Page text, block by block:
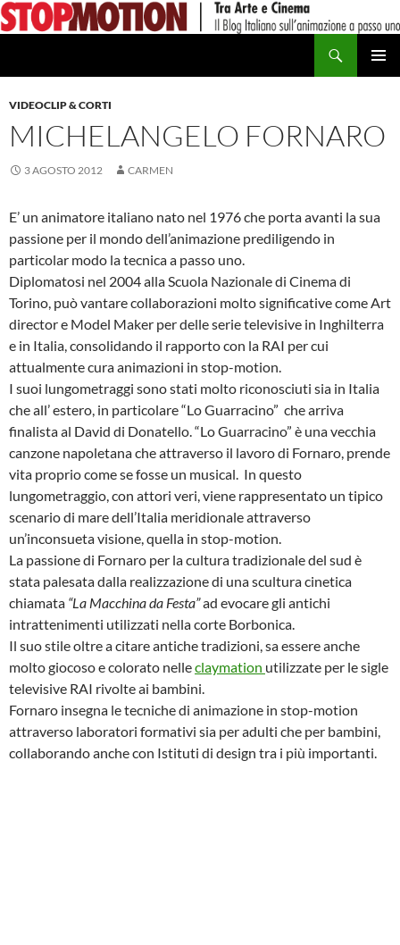
Vai
al
VIDEOCLIP & CORTI
MICHELANGELO FORNARO
3 AGOSTO 2012 CARMEN
E’ un animatore italiano nato nel 1976 che porta avanti la sua
passione per il mondo dell’animazione prediligendo in
particolar modo la tecnica a passo uno.
Diplomatosi nel 2004 alla Scuola Nazionale di Cinema di
Torino, può vantare collaborazioni molto significative come Art
director e Model Maker per delle serie televisive in Inghilterra
e in Italia, consolidando il rapporto con la RAI per cui
attualmente cura animazioni in stop-motion.
I suoi lungometraggi sono stati molto riconosciuti sia in Italia
che all’ estero, in particolare “Lo Guarracino” che arriva
finalista al David di Donatello. “Lo Guarracino” è una vecchia
canzone napoletana che attraverso il lavoro di Fornaro, prende
vita proprio come se fosse un musical. In questo
lungometraggio, con attori veri, viene rappresentato un tipico
scenario di mare dell’Italia meridionale attraverso
un’inconsueta visione, quella in stop-motion.
La passione di Fornaro per la cultura tradizionale del sud è
stata palesata dalla realizzazione di una scultura cinetica
chiamata “La Macchina da Festa”ad evocare gli antichi
intrattenimenti utilizzati nella corte Borbonica.
Il suo stile oltre a citare antiche tradizioni, sa essere anche
molto giocoso e colorato nelleclaymation utilizzate per le sigle
televisive RAI rivolte ai bambini.
Fornaro insegna le tecniche di animazione in stop-motion
attraverso laboratori formativi sia per adulti che per bambini,
collaborando anche con Istituti di design tra i più importanti.